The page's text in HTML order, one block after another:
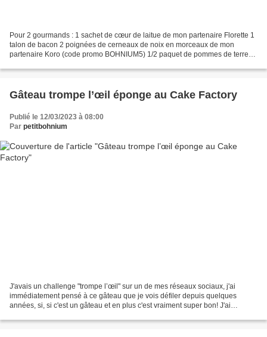
Pour 2 gourmands : 1 sachet de cœur de laitue de mon partenaire Florette 1
talon de bacon 2 poignées de cerneaux de noix en morceaux de mon
partenaire Koro (code promo BOHNIUM5) 1/2 paquet de pommes de terres
Gâteau trompe l’œil éponge au Cake Factory
Publié le 12/03/2023 à 08:00
Par petitbohnium
J'avais un challenge "trompe l’œil" sur un de mes réseaux sociaux, j'ai
immédiatement pensé à ce gâteau que je vois défiler depuis quelques
années, si, si c'est un gâteau et en plus c'est vraiment super bon! J'ai